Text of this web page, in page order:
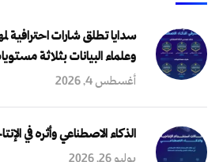
سدايا تطلق شارات احترافية
وعلماء البيانات بثلاثة
أغسطس 4, 2026
الذكاء الاصطناعي وأثره في الإنتاجية — 6